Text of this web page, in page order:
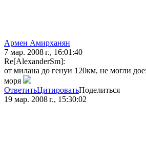
Армен Амирханян
7 мар. 2008 г., 16:01:40
Re[AlexanderSm]:
от милана до генуи 120км, не могли
моря
ОтветитьЦитироватьПоделиться
19 мар. 2008 г., 15:30:02